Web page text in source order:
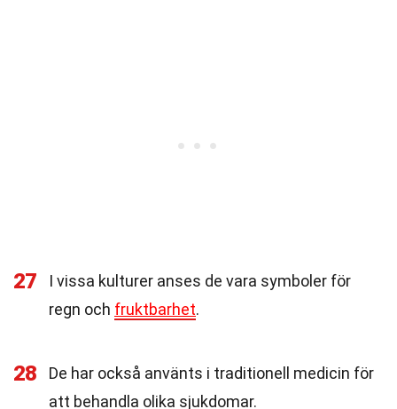
27
I vissa kulturer anses de vara symboler för
regn och fruktbarhet.
28
De har också använts i traditionell medicin för
att behandla olika sjukdomar.